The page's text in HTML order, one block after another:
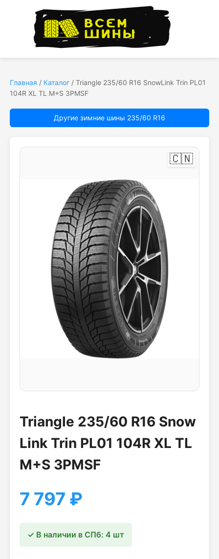
Главная / Каталог / Triangle 235/60 R16 SnowLink Trin PL01
104R XL TL M+S 3PMSF
Другие зимние шины 235/60 R16
🇨🇳
Triangle 235/60 R16 Snow
Link Trin PL01 104R XL TL
M+S 3PMSF
7 797 ₽
✓ В наличии в СПб: 4 шт